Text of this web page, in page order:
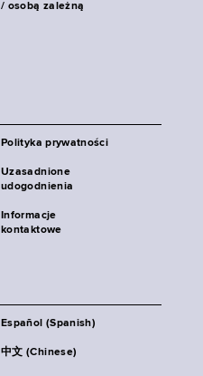
/ osobą zależną
Polityka prywatności
Uzasadnione
udogodnienia
Informacje
kontaktowe
Español (Spanish)
中文 (Chinese)